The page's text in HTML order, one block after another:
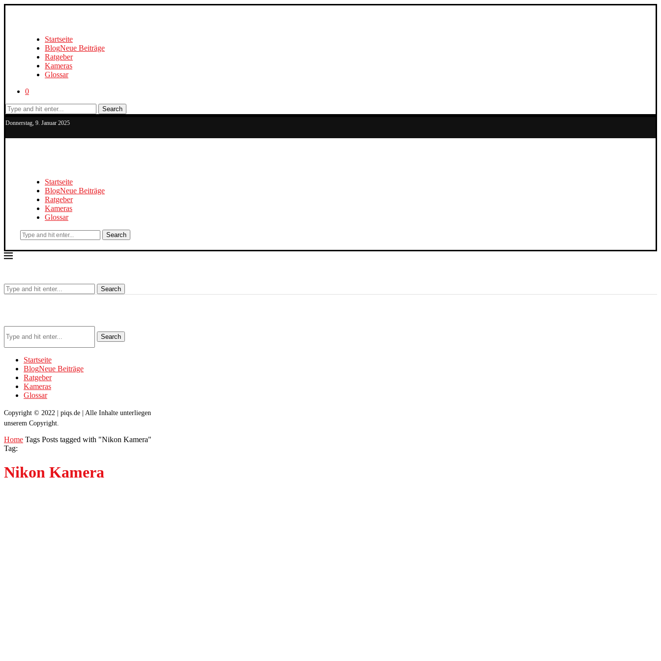
Startseite
BlogNeue Beiträge
Ratgeber
Kameras
Glossar
0
Search
Donnerstag, 9. Januar 2025
Startseite
BlogNeue Beiträge
Ratgeber
Kameras
Glossar
Search
Search
Search
Startseite
BlogNeue Beiträge
Ratgeber
Kameras
Glossar
Copyright © 2022 | piqs.de | Alle Inhalte unterliegen
unserem Copyright.
Home Tags Posts tagged with "Nikon Kamera"
Tag:
Nikon Kamera